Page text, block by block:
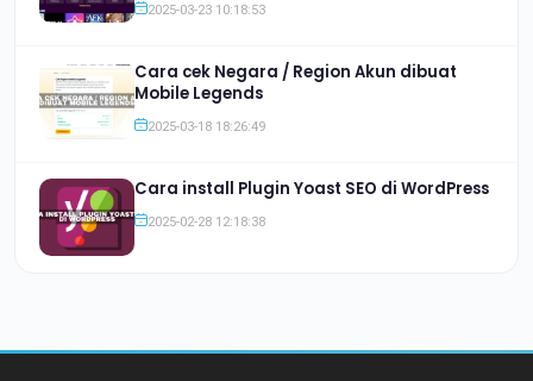
2025-03-23 10:18:53
Cara cek Negara / Region Akun dibuat
Mobile Legends
2025-03-18 18:26:49
Cara install Plugin Yoast SEO di WordPress
2025-02-28 12:18:38